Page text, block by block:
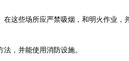
这些场所应严禁吸烟，和明火作业，
，并能使用消防设施。